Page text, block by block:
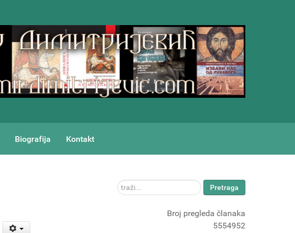
Biografija Kontakt
traži... Pretraga
Broj pregleda članaka
5554952